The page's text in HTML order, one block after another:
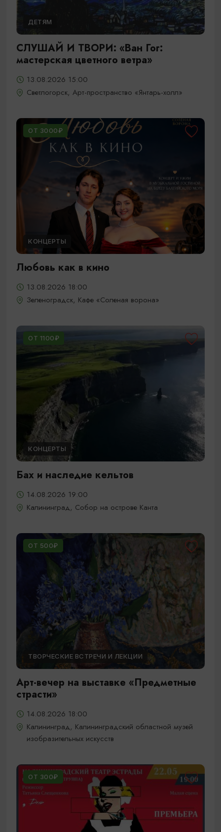
ДЕТЯМ
СЛУШАЙ И ТВОРИ: «Ван Гог:
мастерская цветного ветра»
13.08.2026 15:00
Светлогорск, Арт-пространство «Янтарь-холл»
ОТ 3000₽
КОНЦЕРТЫ
Любовь как в кино
13.08.2026 18:00
Зеленоградск, Кафе «Соленая ворона»
ОТ 1100₽
КОНЦЕРТЫ
Бах и наследие кельтов
14.08.2026 19:00
Калининград, Собор на острове Канта
ОТ 500₽
ТВОРЧЕСКИЕ ВСТРЕЧИ И ЛЕКЦИИ
Арт-вечер на выставке «Предметные
страсти»
14.08.2026 18:00
Калининград, Калининградский областной музей
изобразительных искусств
ОТ 300₽